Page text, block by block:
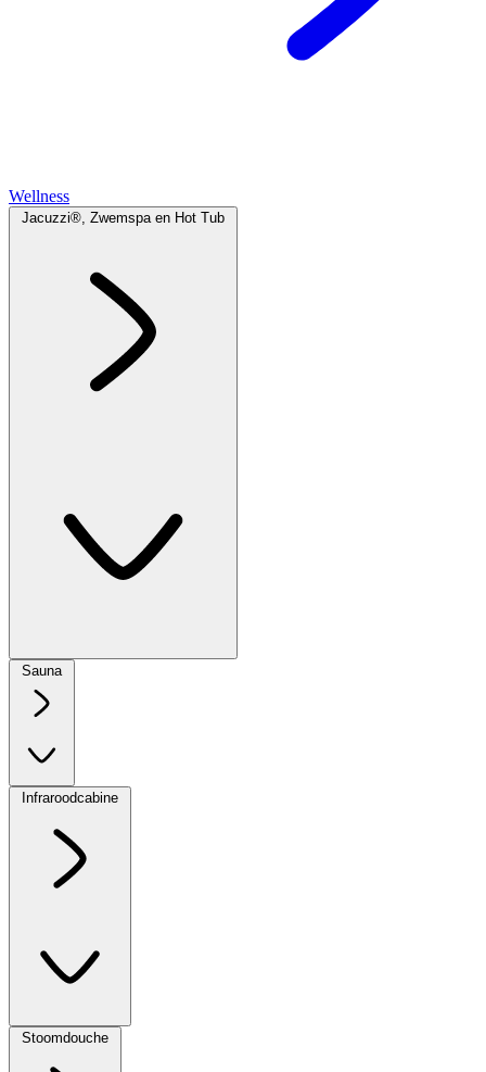
Wellness
Jacuzzi®, Zwemspa en Hot Tub
Sauna
Infraroodcabine
Stoomdouche